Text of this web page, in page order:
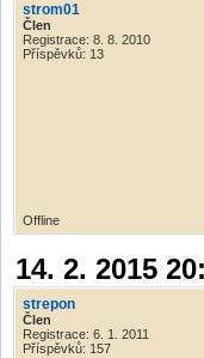
strom01
Člen
Registrace: 8. 8. 2010
Příspěvků: 13
Offline
14. 2. 2015
strepon
Člen
Registrace: 6. 1. 2011
Příspěvků: 157